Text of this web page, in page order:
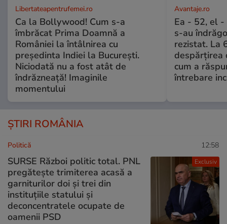
Libertateapentrufemei.ro
Ca la Bollywood! Cum s-a
îmbrăcat Prima Doamnă a
României la întâlnirea cu
președinta Indiei la București.
Niciodată nu a fost atât de
îndrăzneață! Imaginile
momentului
Avantaje.ro
Ea - 52, el -
s-au
rezistat. La
despărțirea
cum a
întrebare
ȘTIRI ROMÂNIA
Exclusiv
Politică 12:58
SURSE Război politic total. PNL
pregătește trimiterea acasă a
garniturilor doi și trei din
instituțiile statului și
deconcentratele ocupate de
oamenii PSD